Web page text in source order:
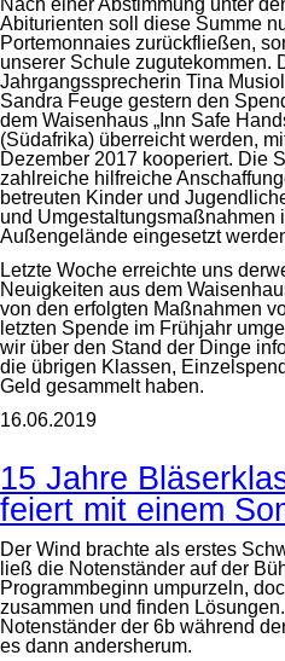
Nach einer Abstimmung unter
Abiturienten soll diese Summe
Portemonnaies zurückfließen,
unserer Schule zugutekommen.
Jahrgangssprecherin Tina
Sandra Feuge gestern den
dem Waisenhaus „Inn Safe
(Südafrika) überreicht werden,
Dezember 2017 kooperiert. Die
zahlreiche hilfreiche
betreuten Kinder und
und Umgestaltungsmaßnahmen
Außengelände eingesetzt
Letzte Woche erreichte uns
Neuigkeiten aus dem
von den erfolgten Maßnahmen
letzten Spende im Frühjahr
wir über den Stand der Dinge
die übrigen Klassen,
Geld gesammelt haben.
16.06.2019
15 Jahre
feiert mit einem
Der Wind brachte als erstes
ließ die Notenständer auf der
Programmbeginn umpurzeln,
zusammen und finden
Notenständer der 6b während
es dann andersherum.